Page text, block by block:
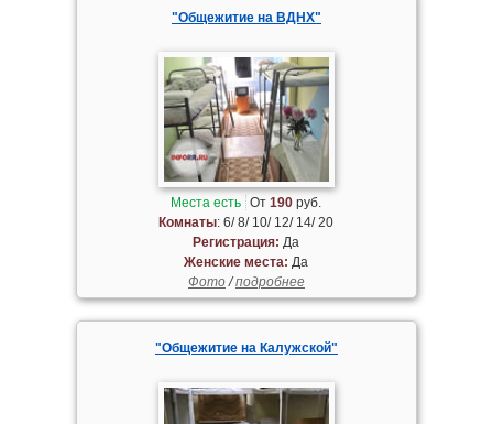
"Общежитие на ВДНХ"
Места есть От190 руб.
Комнаты: 6/ 8/ 10/ 12/ 14/ 20
Регистрация: Да
Женские места: Да
Фото/подробнее
"Общежитие на Калужской"